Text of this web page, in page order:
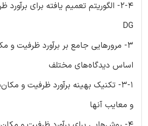
2-4- الگوریتم تعمیم یافته برای
DG
اساس دیدگاه‌های مختلف
و معایب آنها